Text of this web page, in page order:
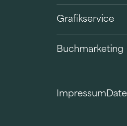
Grafikservice
Buchmarketing
Impressum